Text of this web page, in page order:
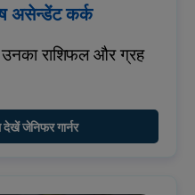
असेन्डेंट कर्क
उनका राशिफल और ग्रह
देखें जेनिफर गार्नर